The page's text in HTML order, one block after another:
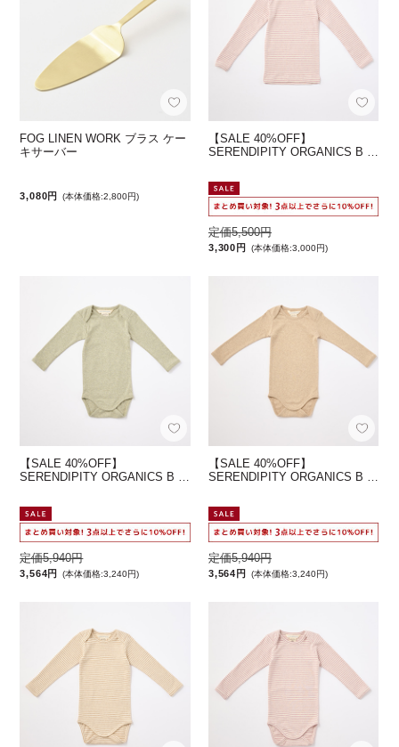
FOG LINEN WORK ブラス ケー
キサーバー
3,080円 (本体価格:2,800円)
【SALE 40%OFF】
SERENDIPITY ORGANICS B …
定価5,500円
3,300円 (本体価格:3,000円)
【SALE 40%OFF】
SERENDIPITY ORGANICS B …
定価5,940円
3,564円 (本体価格:3,240円)
【SALE 40%OFF】
SERENDIPITY ORGANICS B …
定価5,940円
3,564円 (本体価格:3,240円)